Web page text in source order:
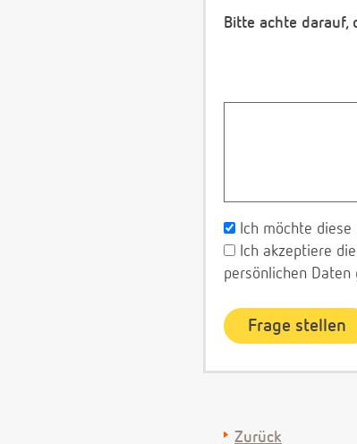
Bitte achte darauf,
Ich möchte
Ich akzeptiere
persönlichen
Zurück